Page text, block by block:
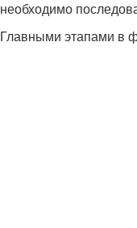
необходимо
Главными этапами в